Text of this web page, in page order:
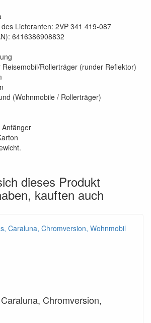
Lieferanten: 2VP 341 419-087
6416386908832
Rollerträger (runder Reflektor)
(Wohnmobile / Rollerträger)
dieses Produkt
kauften auch
Chromversion,